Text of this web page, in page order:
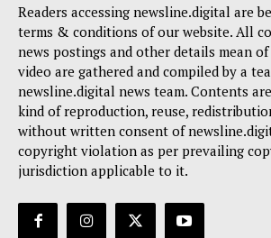
Readers accessing newsline.digital are
terms & conditions of our website. All
news postings and other details mean
video are gathered and compiled by a
newsline.digital news team. Contents
kind of reproduction, reuse,
without written consent of
copyright violation as per prevailing
jurisdiction applicable to it.